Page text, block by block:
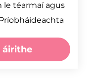
le téarmaí agus
áirithe